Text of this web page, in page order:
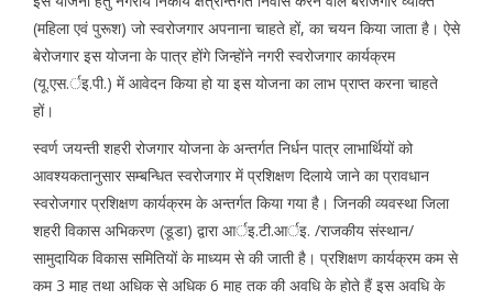
(महिला एवं पुरूश) जो स्वरोजगार अपनाना चाहते हों, का चयन किया जाता है। ऐसे
बेरोजगार इस योजना के पात्र होंगे जिन्होंने नगरी स्वरोजगार कार्यक्रम
(यू.एस.र्इ.पी.) में आवेदन किया हो या इस योजना का लाभ प्राप्त करना चाहते
हों।
स्वर्ण जयन्ती शहरी रोजगार योजना के अन्तर्गत निर्धन पात्र लाभार्थियों को
आवश्यकतानुसार सम्बन्धित स्वरोजगार में प्रशिक्षण दिलाये जाने का प्रावधान
स्वरोजगार प्रशिक्षण कार्यक्रम के अन्तर्गत किया गया है। जिनकी व्यवस्था जिला
शहरी विकास अभिकरण (डूडा) द्वारा आर्इ.टी.आर्इ. /राजकीय संस्थान/
सामुदायिक विकास समितियों के माध्यम से की जाती है। प्रशिक्षण कार्यक्रम कम से
कम 3 माह तथा अधिक से अधिक 6 माह तक की अवधि के होते हैं इस अवधि के